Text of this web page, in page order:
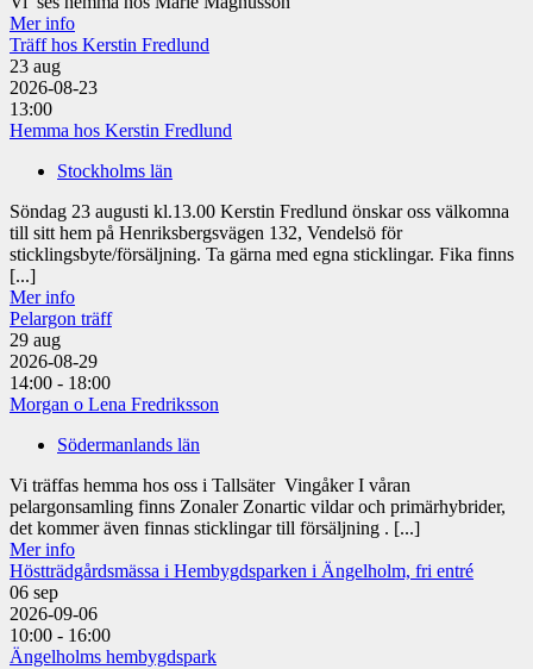
Mer info
Träff hos Kerstin Fredlund
23 aug
2026-08-23
13:00
Hemma hos Kerstin Fredlund
Stockholms län
Söndag 23 augusti kl.13.00 Kerstin Fredlund önskar oss välkomna
till sitt hem på Henriksbergsvägen 132, Vendelsö för
sticklingsbyte/försäljning. Ta gärna med egna sticklingar. Fika finns
[...]
Mer info
Pelargon träff
29 aug
2026-08-29
14:00 - 18:00
Morgan o Lena Fredriksson
Södermanlands län
Vi träffas hemma hos oss i Tallsäter Vingåker I våran
pelargonsamling finns Zonaler Zonartic vildar och primärhybrider,
det kommer även finnas sticklingar till försäljning . [...]
Mer info
Höstträdgårdsmässa i Hembygdsparken i Ängelholm, fri entré
06 sep
2026-09-06
10:00 - 16:00
Ängelholms hembygdspark